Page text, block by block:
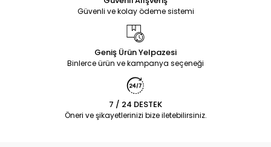
Güvenli ve kolay ödeme sistemi
Geniş Ürün Yelpazesi
Binlerce ürün ve kampanya seçeneği
7 / 24 DESTEK
Öneri ve şikayetlerinizi bize iletebilirsiniz.